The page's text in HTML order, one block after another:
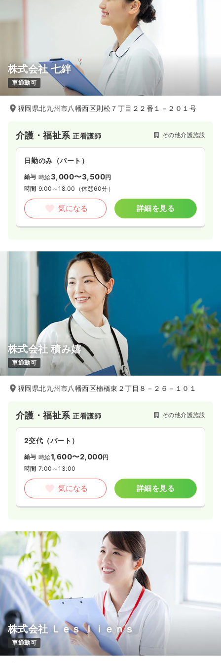
株式会社 七絆
車通勤可
福岡県北九州市八幡西区則松７丁目２２番１－２０１号
介護・福祉系正看護師 その他介護施設
日勤のみ（パート）
給与 時給3,000〜3,500円
時間 9:00～18:00 （休憩60分）
気になる 詳細を見る
株式会社 積み嬉
車通勤可
福岡県北九州市八幡西区楠橋東２丁目８－２６－１０１
介護・福祉系正看護師 その他介護施設
2交代（パート）
給与 時給1,600〜2,000円
時間 7:00～13:00
気になる 詳細を見る
株式会社 Ｌｅｓ ｌｉｅｎｓ
車通勤可